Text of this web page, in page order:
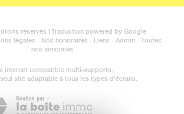
réservés | Traduction powered by Google
légales - Nos honoraires - Liens - Admin - Toutes
nos annonces
internet compatible multi-supports,
seul site adaptable à tous les types d'écrans.